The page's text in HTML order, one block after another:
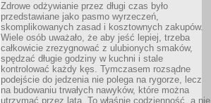
Zdrowe odżywianie przez długi czas było
przedstawiane jako pasmo wyrzeczeń,
skomplikowanych zasad i kosztownych zakupów.
Wiele osób uważało, że aby jeść lepiej, trzeba
całkowicie zrezygnować z ulubionych smaków,
spędzać długie godziny w kuchni i stale
kontrolować każdy kęs. Tymczasem rozsądne
podejście do jedzenia nie polega na rygorze, lecz
na budowaniu trwałych nawyków, które można
utrzymać przez lata. To właśnie codzienność, a nie